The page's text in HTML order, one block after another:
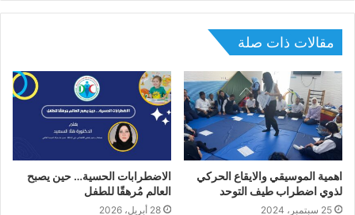
مقالات ذات صلة
اهمية الموسيقي والايقاع الحركي
لذوي اضطراب طيف التوحد
25 سبتمبر، 2024
الاضطرابات الحسية… حين يصبح
العالم مُرهقًا للطفل
28 أبريل، 2026